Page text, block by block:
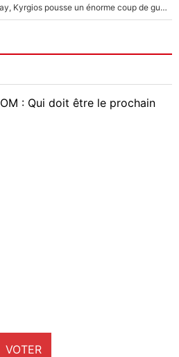
Victime de racisme contre Murray, Kyrgios pousse un énorme coup de gueule !
: Qui doit être le prochain
VOTER